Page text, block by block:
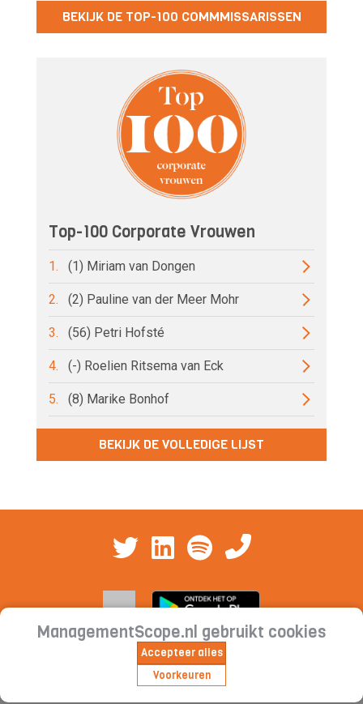
BEKIJK DE TOP-100 COMMMISSARISSEN
Top-100 Corporate Vrouwen
1. (1) Miriam van Dongen
2. (2) Pauline van der Meer Mohr
3. (56) Petri Hofsté
4. (-) Roelien Ritsema van Eck
5. (8) Marike Bonhof
BEKIJK DE VOLLEDIGE LIJST
Cookieverklaring | Privacyverklaring |
Abonnementsvoorwaarden
ManagementScope.nl gebruikt cookies
Accepteer alles
Voorkeuren